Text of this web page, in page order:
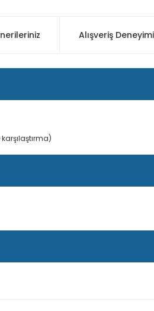
Alışveriş Deneyimi